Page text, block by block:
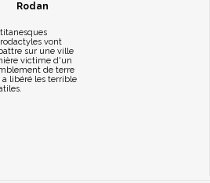
Rodan
vont
sur une ville
victime d'un
de terre
libéré les terrible